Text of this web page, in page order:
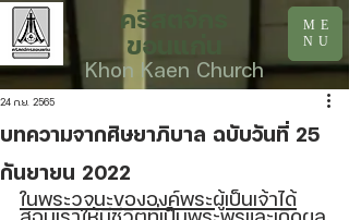
ME
NU
คริสตจักร
ขอนแก่น
Khon Kaen Church
บทความจากศิษยาภิบาล ฉบับวันที่ 25
กันยายน 2022
24 ก.ย. 2565
ในพระวจนะขององค์พระผู้เป็นเจ้าได้